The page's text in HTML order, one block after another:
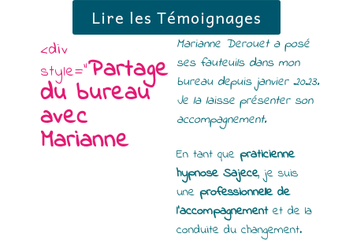
Lire les Témoignages
<div
style="Partage
du bureau
avec
Marianne
Marianne Derouet a posé
ses fauteuils dans mon
bureau depuis janvier 2023.
Je la laisse présenter son
accompagnement.
En tant quepraticienne
hypnose Sajece, je suis
uneprofessionnelle de
l’accompagnementet de la
conduite du changement.